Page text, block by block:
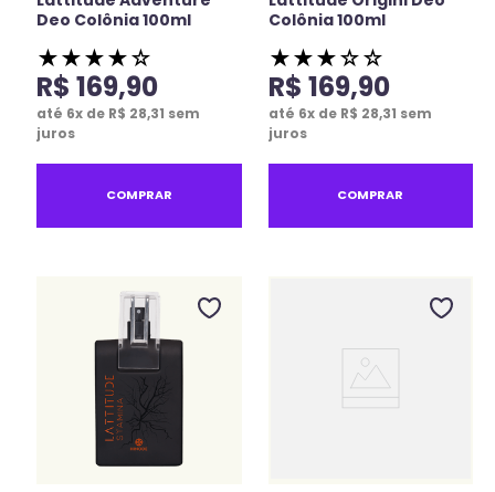
Deo Colônia 100ml
★★★★☆
R$ 169,90
até 6x de R$ 28,31 sem
juros
COMPRAR
Colônia 100ml
★★★☆☆
R$ 169,90
até 6x de R$ 28,31 sem
juros
COMPRAR